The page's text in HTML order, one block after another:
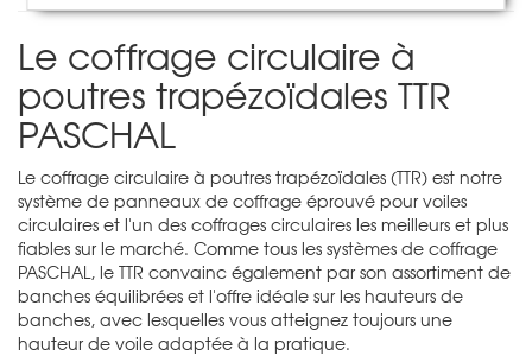
Le coffrage circulaire à
poutres trapézoïdales TTR
PASCHAL
Le coffrage circulaire à poutres trapézoïdales (TTR) est notre
système de panneaux de coffrage éprouvé pour voiles
circulaires et l'un des coffrages circulaires les meilleurs et plus
fiables sur le marché. Comme tous les systèmes de coffrage
PASCHAL, le TTR convainc également par son assortiment de
banches équilibrées et l'offre idéale sur les hauteurs de
banches, avec lesquelles vous atteignez toujours une
hauteur de voile adaptée à la pratique.